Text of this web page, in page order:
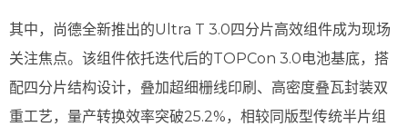
其中，尚德全新推出的Ultra T 3.0四分片高效组件成为现场
关注焦点。该组件依托迭代后的TOPCon 3.0电池基底，搭
配四分片结构设计，叠加超细栅线印刷、高密度叠瓦封装双
重工艺，量产转换效率突破25.2%，相较同版型传统半片组